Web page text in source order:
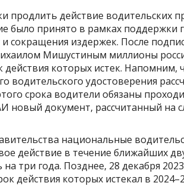
продлить действие водительских
было принято в рамках поддержки
сокращения издержек. После
Мишустиным миллионы
действия которых истек. Напомним,
водительского удостоверения
срока водители обязаны
новый документ, рассчитанный на
национальные
действие в течение ближайших
на три года. Позднее, 28 декабря
действия которых истекал в